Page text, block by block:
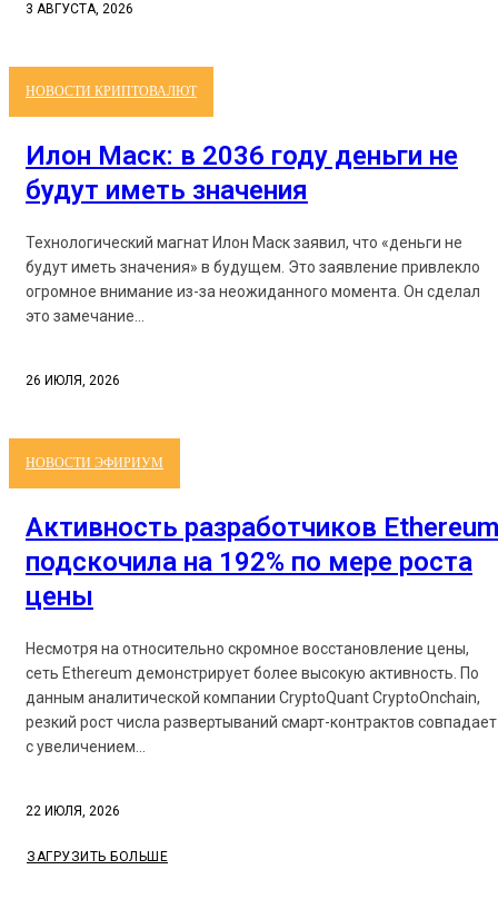
3 АВГУСТА, 2026
НОВОСТИ КРИПТОВАЛЮТ
Илон Маск: в 2036 году деньги не
будут иметь значения
Технологический магнат Илон Маск заявил, что «деньги не
будут иметь значения» в будущем. Это заявление привлекло
огромное внимание из-за неожиданного момента. Он сделал
это замечание...
26 ИЮЛЯ, 2026
НОВОСТИ ЭФИРИУМ
Активность разработчиков Ethereum
подскочила на 192% по мере роста
цены
Несмотря на относительно скромное восстановление цены,
сеть Ethereum демонстрирует более высокую активность. По
данным аналитической компании CryptoQuant CryptoOnchain,
резкий рост числа развертываний смарт-контрактов совпадает
с увеличением...
22 ИЮЛЯ, 2026
ЗАГРУЗИТЬ БОЛЬШЕ